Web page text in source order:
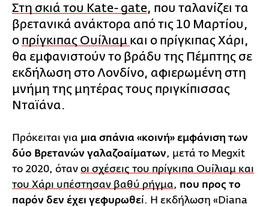
Στη σκιά του Kate- gate, που ταλανίζει τα
βρετανικά ανάκτορα από τις 10 Μαρτίου,
ο πρίγκιπας Ουίλιαμ και ο πρίγκιπας Χάρι,
θα εμφανιστούν το βράδυ της Πέμπτης σε
εκδήλωση στο Λονδίνο, αφιερωμένη στη
μνήμη της μητέρας τους πριγκίπισσας
Νταϊάνα.
Πρόκειται για μια σπάνια «κοινή» εμφάνιση των
δύο Βρετανών γαλαζοαίματων, μετά το Megxit
το 2020, όταν οι σχέσεις του πρίγκιπα Ουίλιαμ και
του Χάρι υπέστησαν βαθύ ρήγμα, που προς το
παρόν δεν έχει γεφυρωθεί. Η εκδήλωση «Diana